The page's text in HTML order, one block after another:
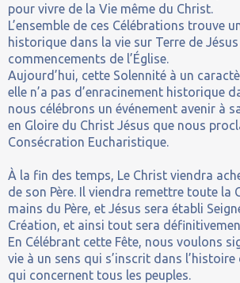
pour vivre de la Vie même du Christ.
L’ensemble de ces Célébrations trouve
historique dans la vie sur Terre de
commencements de l’Église.
Aujourd’hui, cette Solennité à un
elle n’a pas d’enracinement historique
nous célébrons un événement avenir à
en Gloire du Christ Jésus que nous
Consécration Eucharistique.
À la fin des temps, Le Christ viendra
de son Père. Il viendra remettre toute la
mains du Père, et Jésus sera établi
Création, et ainsi tout sera
En Célébrant cette Fête, nous voulons
vie à un sens qui s’inscrit dans l’histoire
qui concernent tous les peuples.